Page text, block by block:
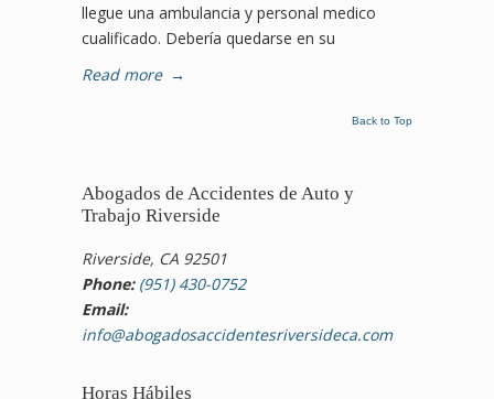
llegue una ambulancia y personal medico
cualificado. Debería quedarse en su
Read more →
Back to Top
Abogados de Accidentes de Auto y
Trabajo Riverside
Riverside, CA 92501
Phone: (951) 430-0752
Email:
info@abogadosaccidentesriversideca.com
Horas Hábiles